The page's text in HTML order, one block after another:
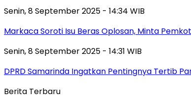
Senin, 8 September 2025 - 14:34 WIB
Markaca Soroti Isu Beras Oplosan, Minta
Senin, 8 September 2025 - 14:31 WIB
DPRD Samarinda Ingatkan Pentingnya Tertib
Berita Terbaru